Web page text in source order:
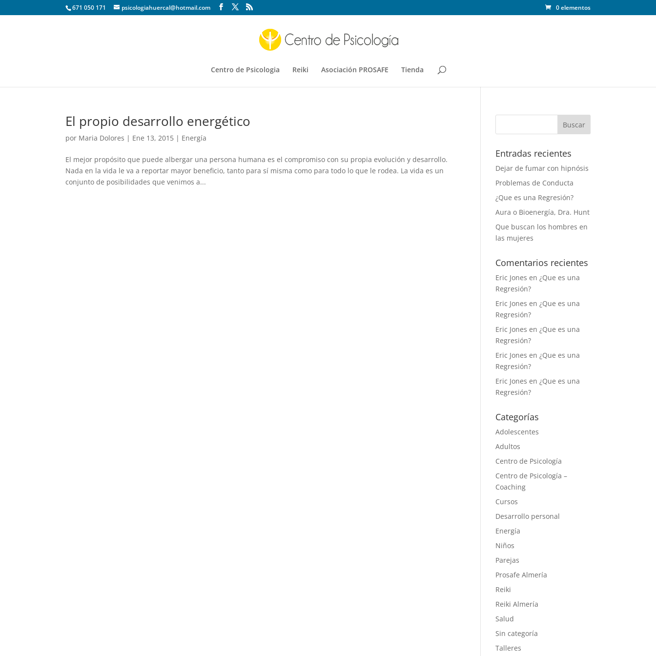
671 050 171 psicologiahuercal@hotmail.com 0 elementos
Centro de Psicologia Reiki Asociación PROSAFE Tienda
El propio desarrollo energético
por Maria Dolores | Ene 13, 2015 | Energía
El mejor propósito que puede albergar una persona humana es el compromiso con su propia evolución y desarrollo.
Nada en la vida le va a reportar mayor beneficio, tanto para sí misma como para todo lo que le rodea. La vida es un
conjunto de posibilidades que venimos a...
Entradas recientes
Dejar de fumar con hipnósis
Problemas de Conducta
¿Que es una Regresión?
Aura o Bioenergía, Dra. Hunt
Que buscan los hombres en
las mujeres
Comentarios recientes
Eric Jones en¿Que es una
Regresión?
Eric Jones en¿Que es una
Regresión?
Eric Jones en¿Que es una
Regresión?
Eric Jones en¿Que es una
Regresión?
Eric Jones en¿Que es una
Regresión?
Categorías
Adolescentes
Adultos
Centro de Psicología
Centro de Psicología –
Coaching
Cursos
Desarrollo personal
Energía
Niños
Parejas
Prosafe Almería
Reiki
Reiki Almería
Salud
Sin categoría
Talleres